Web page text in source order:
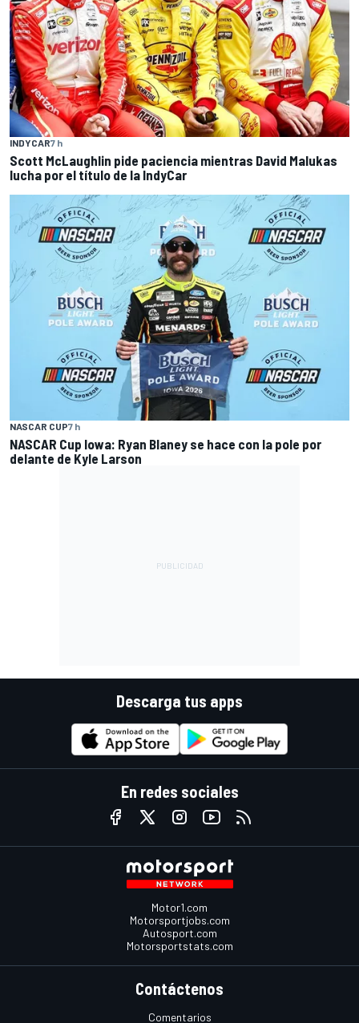
INDYCAR7 h
Scott McLaughlin pide paciencia mientras David Malukas
lucha por el título de la IndyCar
NASCAR CUP7 h
NASCAR Cup Iowa: Ryan Blaney se hace con la pole por
delante de Kyle Larson
Descarga tus apps
En redes sociales
Motor1.com
Motorsportjobs.com
Autosport.com
Motorsportstats.com
Contáctenos
Comentarios